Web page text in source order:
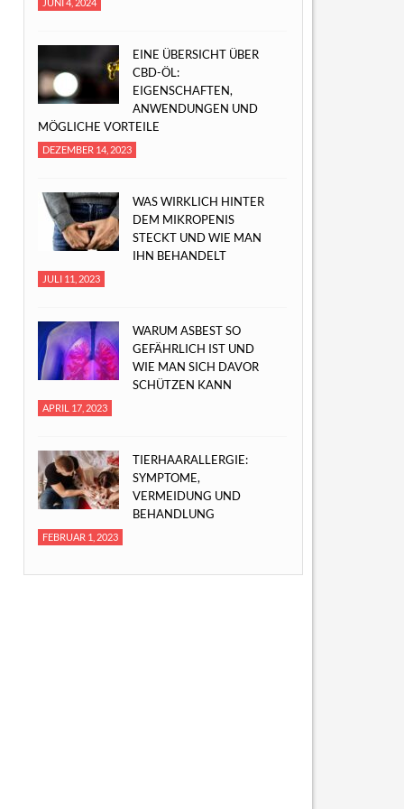
EINE ÜBERSICHT ÜBER
CBD-ÖL:
EIGENSCHAFTEN,
ANWENDUNGEN UND
MÖGLICHE VORTEILE
DEZEMBER 14, 2023
WAS WIRKLICH HINTER
DEM MIKROPENIS
STECKT UND WIE MAN
IHN BEHANDELT
JULI 11, 2023
WARUM ASBEST SO
GEFÄHRLICH IST UND
WIE MAN SICH DAVOR
SCHÜTZEN KANN
APRIL 17, 2023
TIERHAARALLERGIE:
SYMPTOME,
VERMEIDUNG UND
BEHANDLUNG
FEBRUAR 1, 2023